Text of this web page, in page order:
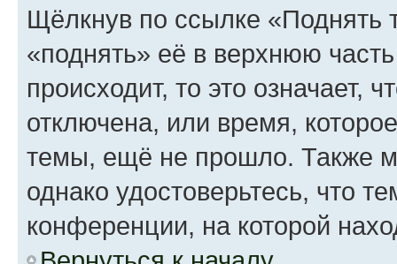
Щёлкнув по ссылке «Поднять
«поднять» её в верхнюю
происходит, то это означает,
отключена, или время,
темы, ещё не прошло. Также
однако удостоверьтесь, что
конференции, на которой